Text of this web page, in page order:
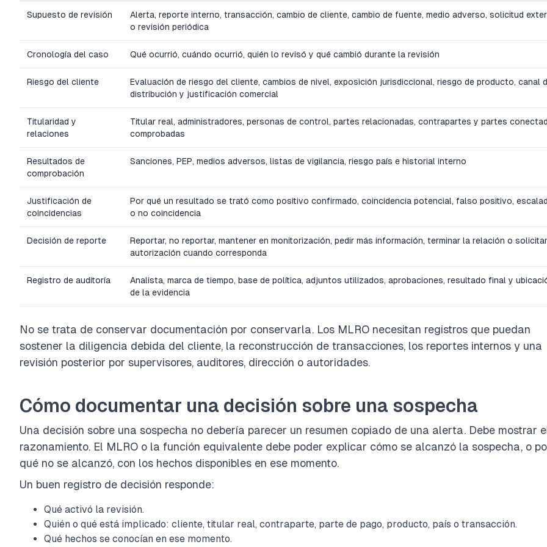
Supuesto de revisión
Alerta, reporte interno, transacción, cambio de cliente, cambio de fuente, medio adverso, solicitud
o revisión periódica
Cronología del caso Qué ocurrió, cuándo ocurrió, quién lo revisó y qué cambió durante la revisión
Riesgo del cliente
Evaluación de riesgo del cliente, cambios de nivel, exposición jurisdiccional, riesgo de producto, canal
distribución y justificación comercial
Titularidad y
relaciones
Titular real, administradores, personas de control, partes relacionadas, contrapartes y partes
comprobadas
Resultados de
comprobación
Sanciones, PEP, medios adversos, listas de vigilancia, riesgo país e historial interno
Justificación de
coincidencias
Por qué un resultado se trató como positivo confirmado, coincidencia potencial, falso positivo,
o no coincidencia
Decisión de reporte
Reportar, no reportar, mantener en monitorización, pedir más información, terminar la relación o solicitar
autorización cuando corresponda
Registro de auditoría
Analista, marca de tiempo, base de política, adjuntos utilizados, aprobaciones, resultado final y
de la evidencia
No se trata de conservar documentación por conservarla. Los MLRO necesitan registros que puedan
sostener la diligencia debida del cliente, la reconstrucción de transacciones, los reportes internos y una
revisión posterior por supervisores, auditores, dirección o autoridades.
Cómo documentar una decisión sobre una sospecha
Una decisión sobre una sospecha no debería parecer un resumen copiado de una alerta. Debe mostrar
razonamiento. El MLRO o la función equivalente debe poder explicar cómo se alcanzó la sospecha, o
qué no se alcanzó, con los hechos disponibles en ese momento.
Un buen registro de decisión responde:
Qué activó la revisión.
Quién o qué está implicado: cliente, titular real, contraparte, parte de pago, producto, país o transacción.
Qué hechos se conocían en ese momento.